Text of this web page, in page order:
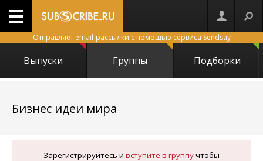
Отправляет email-рассылки с помощью сервиса Sendsay
Выпуски Группы Подборки
Бизнес идеи мира
Зарегистрируйтесь и вступите в группучтобы